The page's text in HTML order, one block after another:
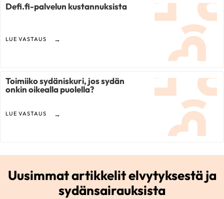
Defi.fi-palvelun kustannuksista
LUE VASTAUS
Toimiiko sydäniskuri, jos sydän
onkin oikealla puolella?
LUE VASTAUS
Uusimmat artikkelit elvytyksestä ja
sydänsairauksista